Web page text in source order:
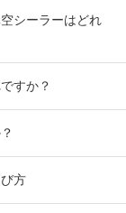
シーラーはどれ
すか？
方